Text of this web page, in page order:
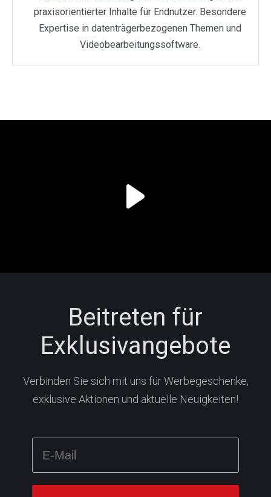
praxisorientierter Inhalte für Endnutzer. Besondere
Expertise in datenträgerbezogenen Themen und
Videobearbeitungssoftware.
Beitreten für
Exklusivangebote
Verbinden Sie sich mit uns für Werbegeschenke,
exklusive Aktionen und aktuelle Neuigkeiten!